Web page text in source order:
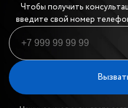
Чтобы получить
введите свой номер